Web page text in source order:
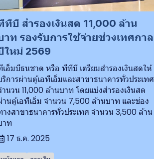
ทีบี สำรองเงินสด 11,000 ล้าน
าท รองรับการใช้จ่ายช่วงเทศกาล
ใหม่ 2569
เอ็มบีธนชาต หรือ ทีทีบี เตรียมสำรองเงินสดให้
ริการผ่านตู้เอทีเอ็มและสาขาธนาคารทั่วประเทศ
ำนวน 11,000 ล้านบาท โดยแบ่งสำรองเงินสด
านตู้เอทีเอ็ม จำนวน 7,500 ล้านบาท และช่อง
างสาขาธนาคารทั่วประเทศ จำนวน 3,500 ล้าน
าท
17 ธ.ค. 2025